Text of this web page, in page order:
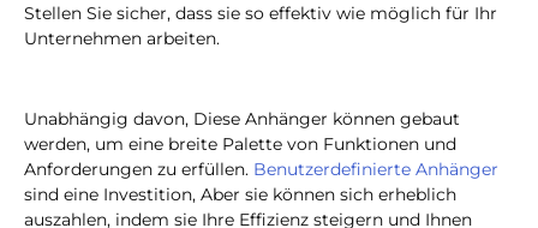
Stellen Sie sicher, dass sie so effektiv wie möglich für Ihr
Unternehmen arbeiten.
Unabhängig davon, Diese Anhänger können gebaut
werden, um eine breite Palette von Funktionen und
Anforderungen zu erfüllen. Benutzerdefinierte Anhänger
sind eine Investition, Aber sie können sich erheblich
auszahlen, indem sie Ihre Effizienz steigern und Ihnen